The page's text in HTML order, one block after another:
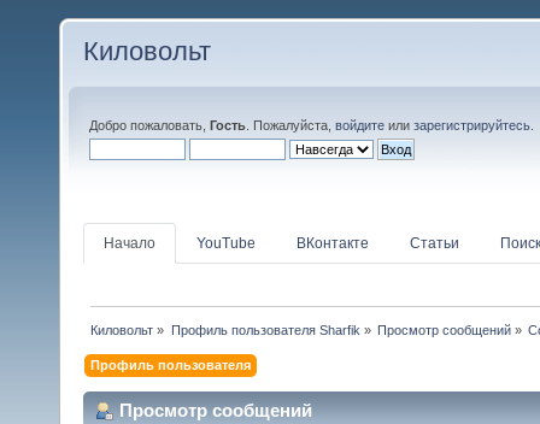
Киловольт
Добро пожаловать, Гость . Пожалуйста, войдите или зарегистрируйтесь
Начало YouTube ВКонтакте Статьи Поиск
Киловольт » Профиль пользователя Sharfik » Просмотр сообщений»
Профиль пользователя
Просмотр сообщений